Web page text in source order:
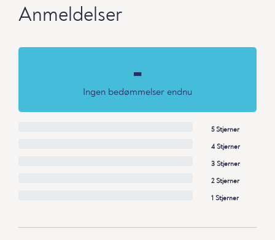
Anmeldelser
-
Ingen bedømmelser endnu
5 Stjerner
4 Stjerner
3 Stjerner
2 Stjerner
1 Stjerner